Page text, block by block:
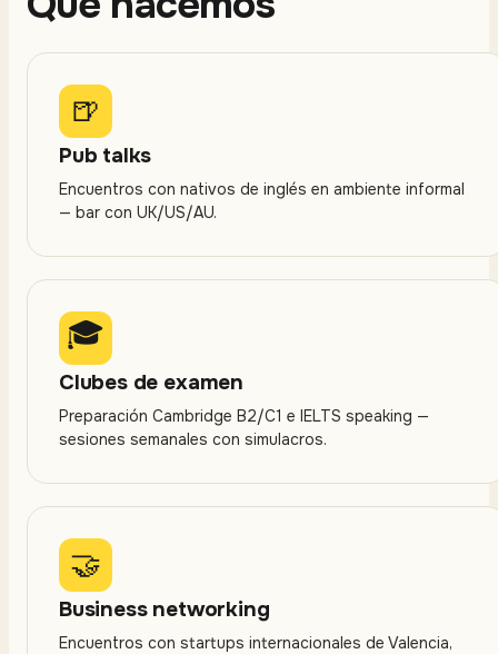
🍺
Pub talks
Encuentros con nativos de inglés en ambiente informal
— bar con UK/US/AU.
🎓
Clubes de examen
Preparación Cambridge B2/C1 e IELTS speaking —
sesiones semanales con simulacros.
🤝
Business networking
Encuentros con startups internacionales de Valencia,